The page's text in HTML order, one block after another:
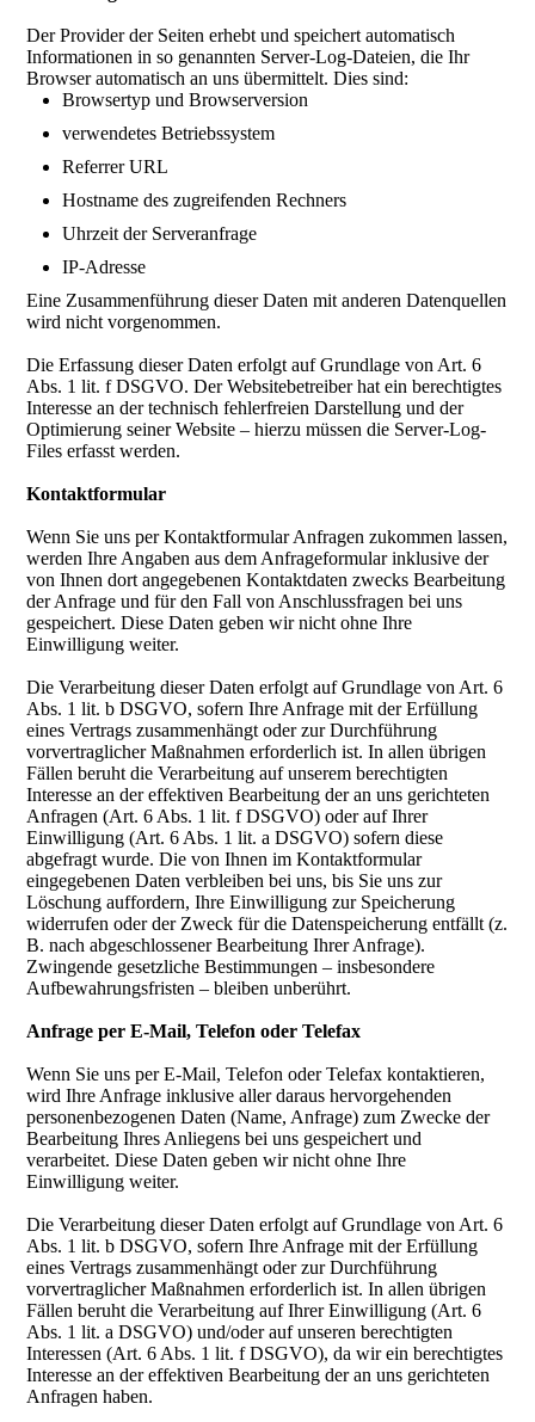
Der Provider der Seiten erhebt und speichert automatisch
Informationen in so genannten Server-Log-Dateien, die Ihr
Browser automatisch an uns übermittelt. Dies sind:
Browsertyp und Browserversion
verwendetes Betriebssystem
Referrer URL
Hostname des zugreifenden Rechners
Uhrzeit der Serveranfrage
IP-Adresse
Eine Zusammenführung dieser Daten mit anderen Datenquellen
wird nicht vorgenommen.
Die Erfassung dieser Daten erfolgt auf Grundlage von Art. 6
Abs. 1 lit. f DSGVO. Der Websitebetreiber hat ein berechtigtes
Interesse an der technisch fehlerfreien Darstellung und der
Optimierung seiner Website – hierzu müssen die Server-Log-
Files erfasst werden.
Kontaktformular
Wenn Sie uns per Kontaktformular Anfragen zukommen lassen,
werden Ihre Angaben aus dem Anfrageformular inklusive der
von Ihnen dort angegebenen Kontaktdaten zwecks Bearbeitung
der Anfrage und für den Fall von Anschlussfragen bei uns
gespeichert. Diese Daten geben wir nicht ohne Ihre
Einwilligung weiter.
Die Verarbeitung dieser Daten erfolgt auf Grundlage von Art. 6
Abs. 1 lit. b DSGVO, sofern Ihre Anfrage mit der Erfüllung
eines Vertrags zusammenhängt oder zur Durchführung
vorvertraglicher Maßnahmen erforderlich ist. In allen übrigen
Fällen beruht die Verarbeitung auf unserem berechtigten
Interesse an der effektiven Bearbeitung der an uns gerichteten
Anfragen (Art. 6 Abs. 1 lit. f DSGVO) oder auf Ihrer
Einwilligung (Art. 6 Abs. 1 lit. a DSGVO) sofern diese
abgefragt wurde. Die von Ihnen im Kontaktformular
eingegebenen Daten verbleiben bei uns, bis Sie uns zur
Löschung auffordern, Ihre Einwilligung zur Speicherung
widerrufen oder der Zweck für die Datenspeicherung entfällt (z.
B. nach abgeschlossener Bearbeitung Ihrer Anfrage).
Zwingende gesetzliche Bestimmungen – insbesondere
Aufbewahrungsfristen – bleiben unberührt.
Anfrage per E-Mail, Telefon oder Telefax
Wenn Sie uns per E-Mail, Telefon oder Telefax kontaktieren,
wird Ihre Anfrage inklusive aller daraus hervorgehenden
personenbezogenen Daten (Name, Anfrage) zum Zwecke der
Bearbeitung Ihres Anliegens bei uns gespeichert und
verarbeitet. Diese Daten geben wir nicht ohne Ihre
Einwilligung weiter.
Die Verarbeitung dieser Daten erfolgt auf Grundlage von Art. 6
Abs. 1 lit. b DSGVO, sofern Ihre Anfrage mit der Erfüllung
eines Vertrags zusammenhängt oder zur Durchführung
vorvertraglicher Maßnahmen erforderlich ist. In allen übrigen
Fällen beruht die Verarbeitung auf Ihrer Einwilligung (Art. 6
Abs. 1 lit. a DSGVO) und/oder auf unseren berechtigten
Interessen (Art. 6 Abs. 1 lit. f DSGVO), da wir ein berechtigtes
Interesse an der effektiven Bearbeitung der an uns gerichteten
Anfragen haben.